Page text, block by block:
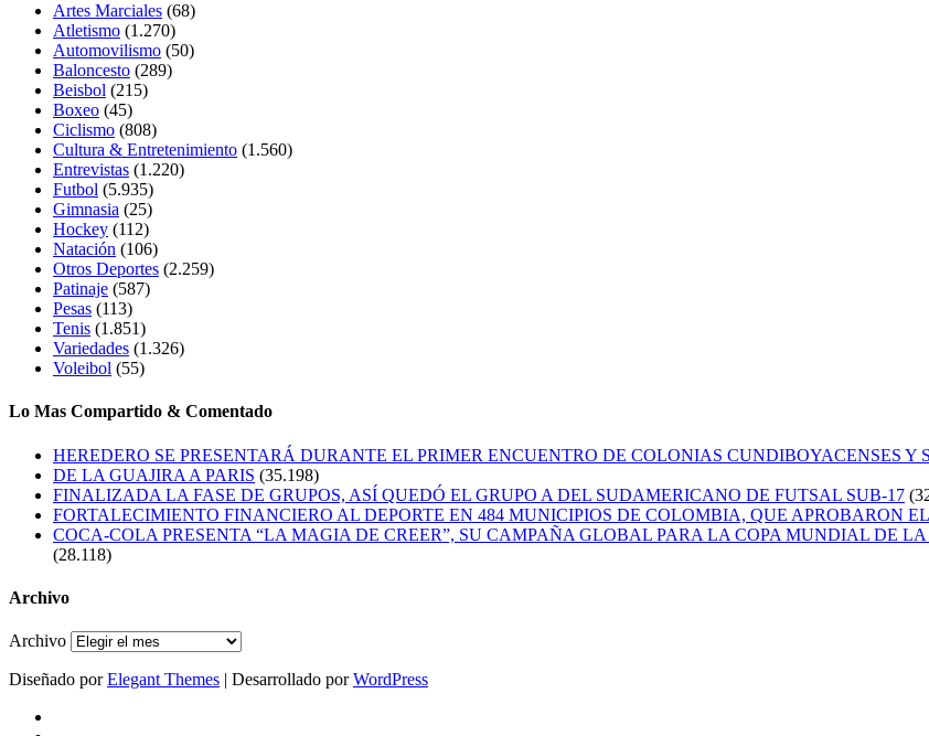
Artes Marciales (68)
Atletismo (1.270)
Automovilismo (50)
Baloncesto (289)
Beisbol (215)
Boxeo (45)
Ciclismo (808)
Cultura & Entretenimiento (1.560)
Entrevistas (1.220)
Futbol (5.935)
Gimnasia (25)
Hockey (112)
Natación (106)
Otros Deportes (2.259)
Patinaje (587)
Pesas (113)
Tenis (1.851)
Variedades (1.326)
Voleibol (55)
Lo Mas Compartido & Comentado
HEREDERO SE PRESENTARÁ DURANTE EL PRIMER ENCUENTRO DE COLONIAS CUNDIBOYACENSES
DE LA GUAJIRA A PARIS (35.198)
FINALIZADA LA FASE DE GRUPOS, ASÍ QUEDÓ EL GRUPO A DEL SUDAMERICANO DE FUTSAL SUB-17
FORTALECIMIENTO FINANCIERO AL DEPORTE EN 484 MUNICIPIOS DE COLOMBIA, QUE APROBARON
COCA-COLA PRESENTA “LA MAGIA DE CREER”, SU CAMPAÑA GLOBAL PARA LA COPA MUNDIAL DE
(28.118)
Archivo
Archivo
Diseñado porElegant Themes | Desarrollado porWordPress